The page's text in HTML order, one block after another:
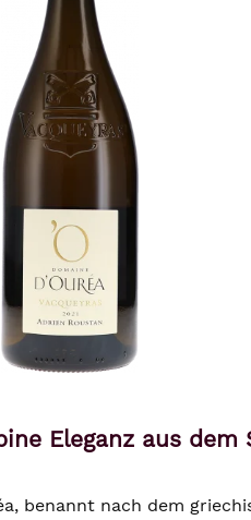
Eleganz aus
benannt nach dem